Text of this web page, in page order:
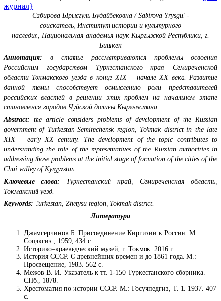
журнал}
Сабирова Ырысгуль Будайбековна / Sabirova Yrysgul -
соискатель, Институт истории и культурного
наследия, Национальная академия наук Кыргызской Республики, г.
Бишкек
Аннотация: в статье рассматриваются проблемы освоения
Российским государством Туркестанского края Семиреченской
области Токмакского уезда в конце XIX – начале XX века. Развитие
данной темы способствует осмыслению роли представителей
российских властей в решении этих проблем на начальном этапе
становления городов Чуйской долины Кыргызстана.
Abstract: the article considers problems of development of the Russian
government of Turkestan Semirechensk region, Tokmak district in the late
XIX – early XX century. The development of the topic contributes to
understanding the role of the representatives of the Russian authorities in
addressing those problems at the initial stage of formation of the cities of the
Chui valley of Kyrgyzstan.
Ключевые слова: Туркестанский край, Семиреченская область,
Токмакский уезд.
Keywords: Turkestan, Zhetysu region, Tokmak district.
Литература
Джамгерчинов Б. Присоединение Киргизии к России. М.:
Соцэкгиз., 1959, 434 с.
Историко–краеведческий музей, г. Токмок. 2016 г.
История СССР. С древнейших времен и до 1861 года. М.:
Просвещение, 1983. 562 с.
Межов В. И. Указатель к тт. 1-150 Туркестанского сборника. –
СПб., 1878.
Хрестоматия по истории СССР. М.: Госучпедгиз, Т. 1. 1937. 407
с.